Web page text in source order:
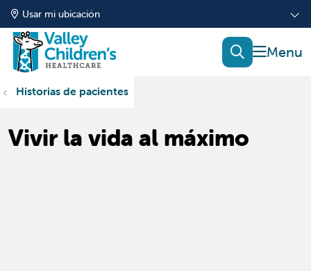
Usar mi ubicación
mostrar
buscar
Historias de pacientes
Vivir la vida al máximo